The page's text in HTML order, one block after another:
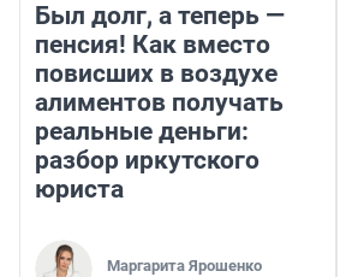
Был долг, а теперь —
пенсия! Как вместо
повисших в воздухе
алиментов получать
реальные деньги:
разбор иркутского
юриста
Маргарита Ярошенко